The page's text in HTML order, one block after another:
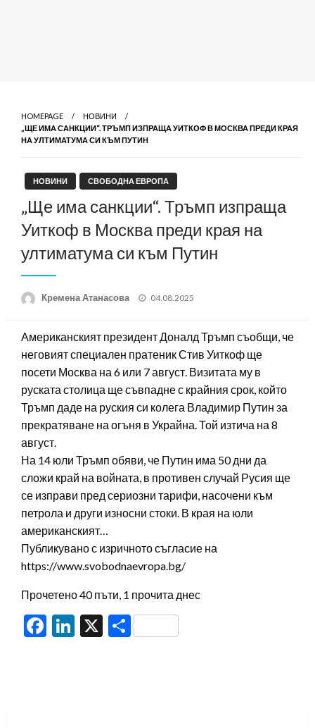
HOMEPAGE
НОВИНИ
„ЩЕ ИМА САНКЦИИ“. ТРЪМП ИЗПРАЩА УИТКОФ В МОСКВА ПРЕДИ КРАЯ
НА УЛТИМАТУМА СИ КЪМ ПУТИН
НОВИНИ СВОБОДНА ЕВРОПА
„Ще има санкции“. Тръмп изпраща
Уиткоф в Москва преди края на
ултиматума си към Путин
Кремена Атанасова
Posted
04.08.2025
Американският президент Доналд Тръмп съобщи, че
неговият специален пратеник Стив Уиткоф ще
посети Москва на 6 или 7 август. Визитата му в
руската столица ще съвпадне с крайния срок, който
Тръмп даде на руския си колега Владимир Путин за
прекратяване на огъня в Украйна. Той изтича на 8
август.
На 14 юли Тръмп обяви, че Путин има 50 дни да
сложи край на войната, в противен случай Русия ще
се изправи пред сериозни тарифи, насочени към
петрола и други износни стоки. В края на юли
американският…
Публикувано с изричното съгласие на
https://www.svobodnaevropa.bg/
Прочетено 40 пъти, 1 прочита днес
Facebook
LinkedIn
X Share